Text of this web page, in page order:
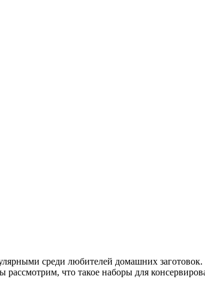
среди любителей домашних
рассмотрим, что такое наборы для